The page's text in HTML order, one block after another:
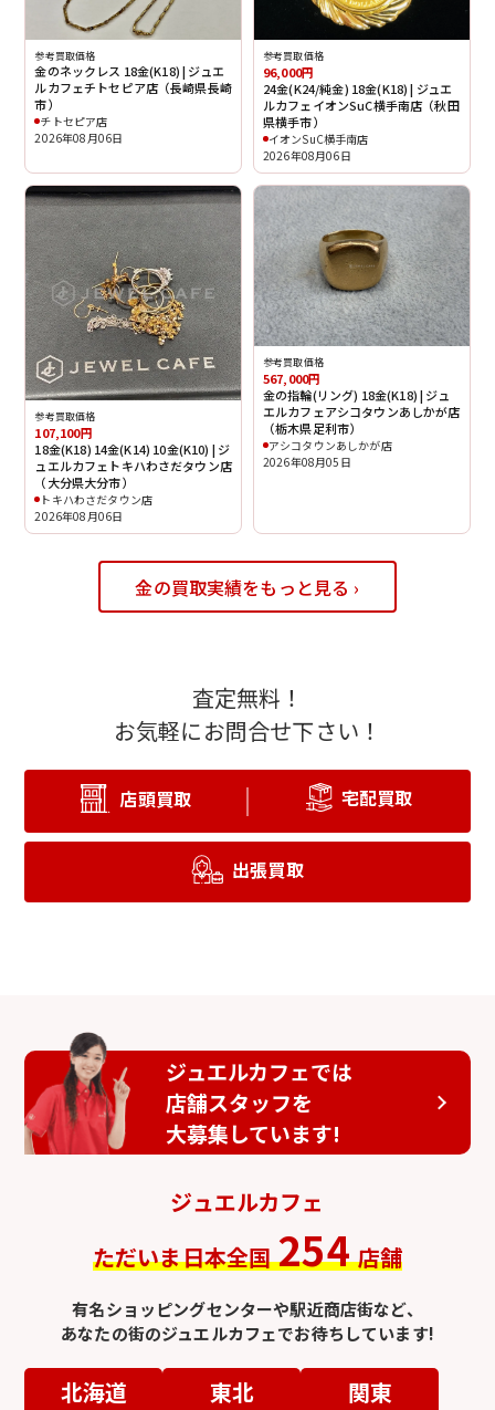
参考買取価格
金のネックレス 18金(K18) | ジュエ
ルカフェチトセピア店（長崎県長崎
市）
チトセピア店
2026年08月06日
参考買取価格
96,000円
24金(K24/純金) 18金(K18) | ジュエ
ルカフェイオンSuC横手南店（秋田
県横手市）
イオンSuC横手南店
2026年08月06日
参考買取価格
107,100円
18金(K18) 14金(K14) 10金(K10) | ジ
ュエルカフェトキハわさだタウン店
（大分県大分市）
トキハわさだタウン店
2026年08月06日
参考買取価格
567,000円
金の指輪(リング) 18金(K18) | ジュ
エルカフェアシコタウンあしかが店
（栃木県足利市）
アシコタウンあしかが店
2026年08月05日
金の買取実績をもっと見る ›
査定無料！
お気軽にお問合せ下さい！
店頭買取 宅配買取
出張買取
ジュエルカフェでは
店舗スタッフを
大募集しています!
ジュエルカフェ
ただいま日本全国 254 店舗
有名ショッピングセンターや駅近商店街など、
あなたの街のジュエルカフェでお待ちしています!
北海道 東北
関東